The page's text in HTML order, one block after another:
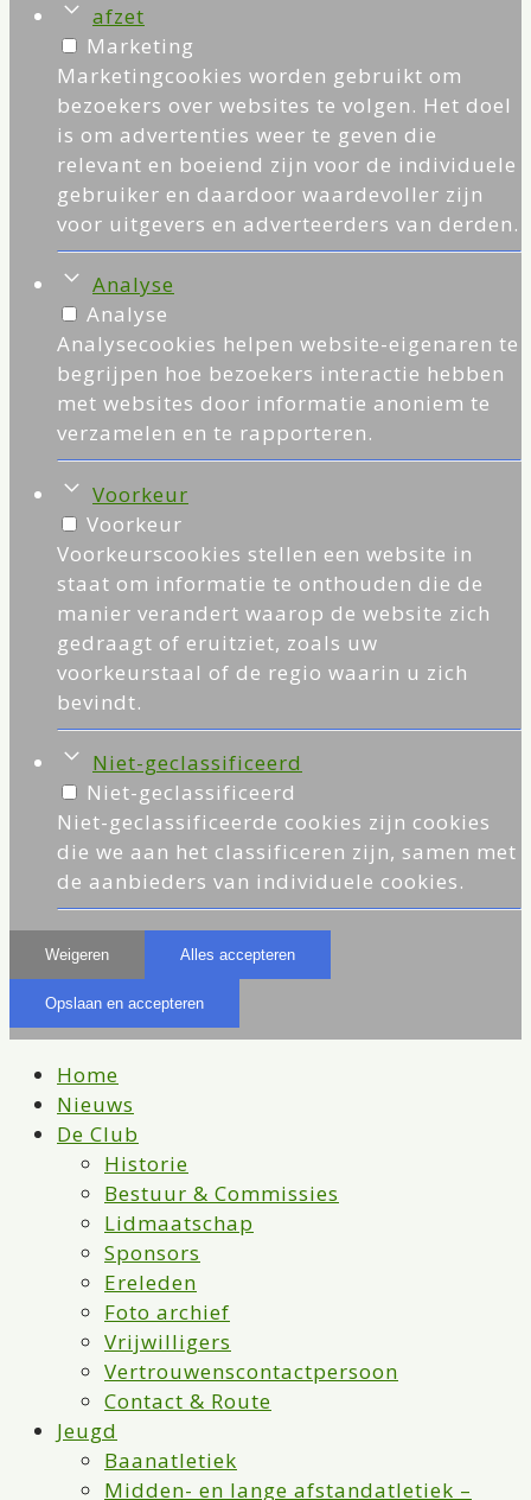
afzet
Marketing
Marketingcookies worden gebruikt om
bezoekers over websites te volgen. Het doel
is om advertenties weer te geven die
relevant en boeiend zijn voor de individuele
gebruiker en daardoor waardevoller zijn
voor uitgevers en adverteerders van derden.
Analyse
Analyse
Analysecookies helpen website-eigenaren te
begrijpen hoe bezoekers interactie hebben
met websites door informatie anoniem te
verzamelen en te rapporteren.
Voorkeur
Voorkeur
Voorkeurscookies stellen een website in
staat om informatie te onthouden die de
manier verandert waarop de website zich
gedraagt of eruitziet, zoals uw
voorkeurstaal of de regio waarin u zich
bevindt.
Niet-geclassificeerd
Niet-geclassificeerd
Niet-geclassificeerde cookies zijn cookies
die we aan het classificeren zijn, samen met
de aanbieders van individuele cookies.
Weigeren Alles accepteren
Opslaan en accepteren
Home
Nieuws
De Club
Historie
Bestuur & Commissies
Lidmaatschap
Sponsors
Ereleden
Foto archief
Vrijwilligers
Vertrouwenscontactpersoon
Contact & Route
Jeugd
Baanatletiek
Midden- en lange afstandatletiek –